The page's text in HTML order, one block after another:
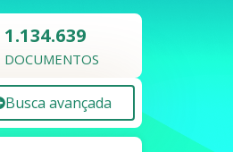
1.134.639
DOCUMENTOS
Busca avançada